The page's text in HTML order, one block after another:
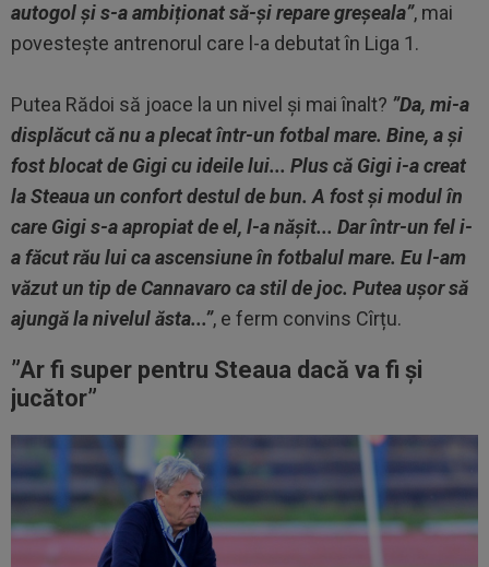
autogol și s-a ambiționat să-și repare greșeala”, mai
povestește antrenorul care l-a debutat în Liga 1.
Putea Rădoi să joace la un nivel și mai înalt? ”Da, mi-a
displăcut că nu a plecat într-un fotbal mare. Bine, a și
fost blocat de Gigi cu ideile lui... Plus că Gigi i-a creat
la Steaua un confort destul de bun. A fost și modul în
care Gigi s-a apropiat de el, l-a nășit... Dar într-un fel i-
a făcut rău lui ca ascensiune în fotbalul mare. Eu l-am
văzut un tip de Cannavaro ca stil de joc. Putea ușor să
ajungă la nivelul ăsta...”, e ferm convins Cîrțu.
”Ar fi super pentru Steaua dacă va fi și
jucător”